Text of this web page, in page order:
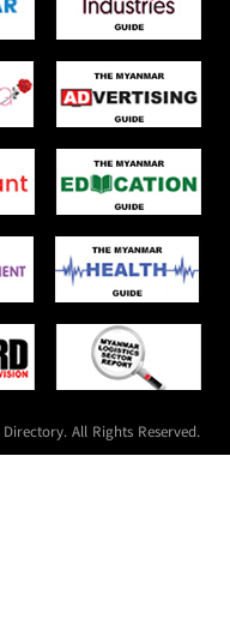
All Rights Reserved.